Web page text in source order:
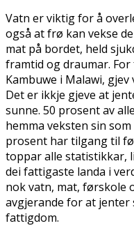
Vatn er viktig for å
også at frø kan vekse
mat på bordet, held
framtid og draumar. For
Kambuwe i Malawi,
Det er ikkje gjeve at
sunne. 50 prosent av
hemma veksten sin
prosent har tilgang til
toppar alle statistikkar,
dei fattigaste landa i
nok vatn, mat, førskole
avgjerande for at jenter
fattigdom.